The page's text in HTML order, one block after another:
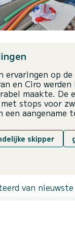
ervaringen op
en Ciro
maakte. De
stops voor
aangename
skipper
van